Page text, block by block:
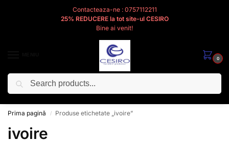
Contacteaza-ne : 0757112211
25% REDUCERE la tot site-ul CESIRO
Bine ai venit!
0
Cesiro
Prima pagină / Produse etichetate „ivoire”
ivoire